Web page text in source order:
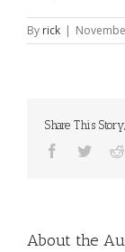
By rick |
Share This
Facebook
Twitter
About the